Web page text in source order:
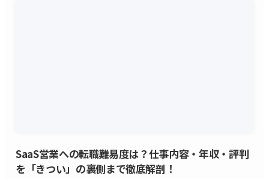
SaaS営業への転職難易度は？仕事内容・年収・評判
を「きつい」の裏側まで徹底解剖！